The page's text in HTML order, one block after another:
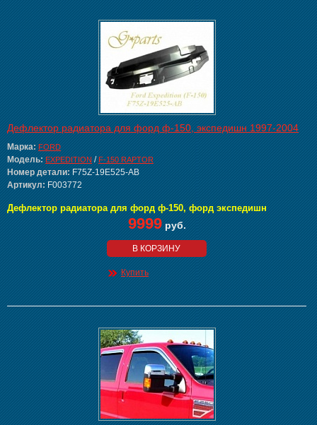
Дефлектор радиатора для форд ф-150, экспедишн 1997-2004
Марка: FORD
Модель: EXPEDITION /F-150 RAPTOR
Номер детали: F75Z-19E525-AB
Артикул: F003772
Дефлектор радиатора для форд ф-150, форд экспедишн
9999руб.
В КОРЗИНУ
Купить